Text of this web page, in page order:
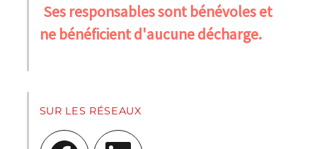
Ses responsables sont bénévoles et
ne bénéficient d'aucune décharge.
SUR LES RÉSEAUX
Facebook LinkedIn